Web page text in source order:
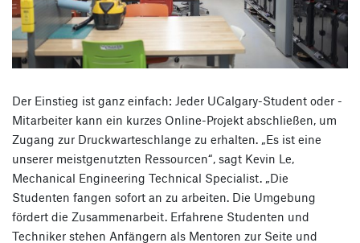
Der Einstieg ist ganz einfach: Jeder UCalgary-Student oder -
Mitarbeiter kann ein kurzes Online-Projekt abschließen, um
Zugang zur Druckwarteschlange zu erhalten. „Es ist eine
unserer meistgenutzten Ressourcen“, sagt Kevin Le,
Mechanical Engineering Technical Specialist. „Die
Studenten fangen sofort an zu arbeiten. Die Umgebung
fördert die Zusammenarbeit. Erfahrene Studenten und
Techniker stehen Anfängern als Mentoren zur Seite und